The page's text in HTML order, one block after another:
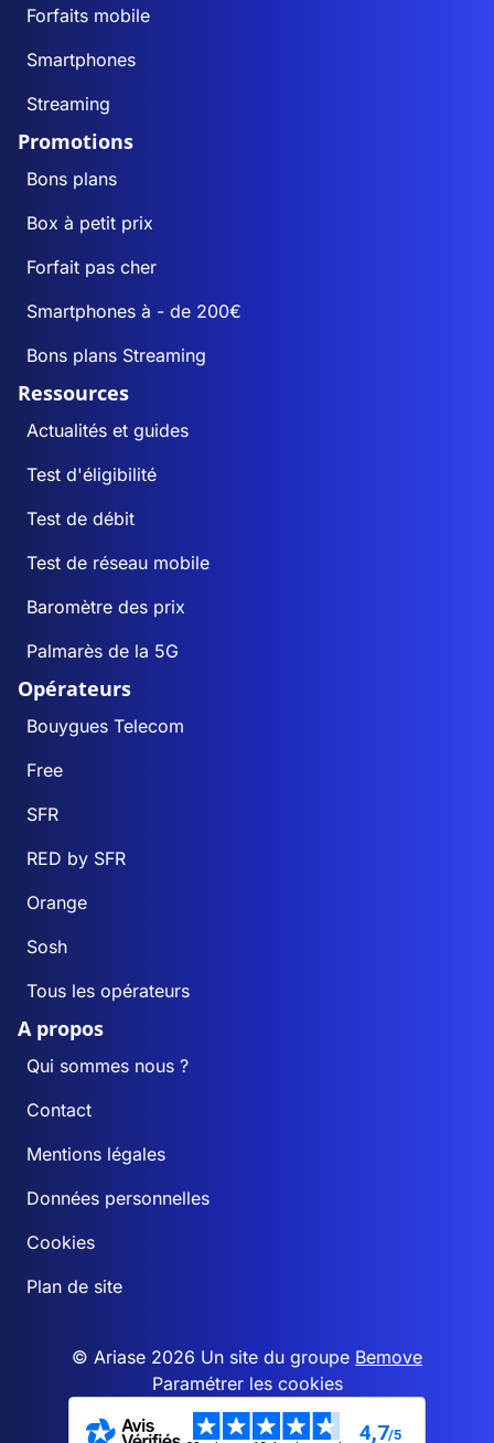
Forfaits mobile
Smartphones
Streaming
Promotions
Bons plans
Box à petit prix
Forfait pas cher
Smartphones à - de 200€
Bons plans Streaming
Ressources
Actualités et guides
Test d'éligibilité
Test de débit
Test de réseau mobile
Baromètre des prix
Palmarès de la 5G
Opérateurs
Bouygues Telecom
Free
SFR
RED by SFR
Orange
Sosh
Tous les opérateurs
A propos
Qui sommes nous ?
Contact
Mentions légales
Données personnelles
Cookies
Plan de site
© Ariase 2026 Un site du groupe Bemove
Paramétrer les cookies
4,7/5